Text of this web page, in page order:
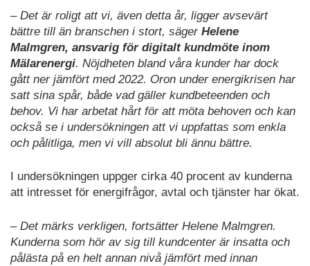
– Det är roligt att vi, även detta år, ligger avsevärt
bättre till än branschen i stort, säger Helene
Malmgren, ansvarig för digitalt kundmöte inom
Mälarenergi. Nöjdheten bland våra kunder har dock
gått ner jämfört med 2022. Oron under energikrisen har
satt sina spår, både vad gäller kundbeteenden och
behov. Vi har arbetat hårt för att möta behoven och kan
också se i undersökningen att vi uppfattas som enkla
och pålitliga, men vi vill absolut bli ännu bättre.
I undersökningen uppger cirka 40 procent av kunderna
att intresset för energifrågor, avtal och tjänster har ökat.
– Det märks verkligen, fortsätter Helene Malmgren.
Kunderna som hör av sig till kundcenter är insatta och
pålästa på en helt annan nivå jämfört med innan